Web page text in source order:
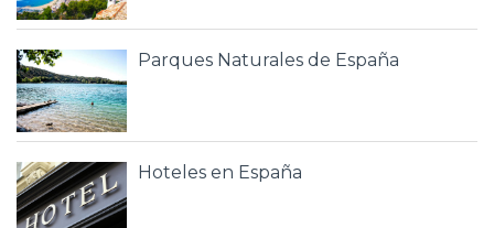
Parques Naturales de España
Hoteles en España